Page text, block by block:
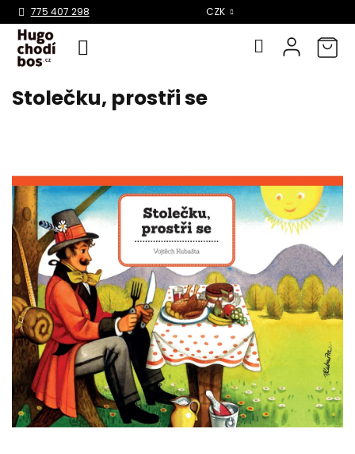
Přejít
775 407 298 CZK
Stolečku, prostři se